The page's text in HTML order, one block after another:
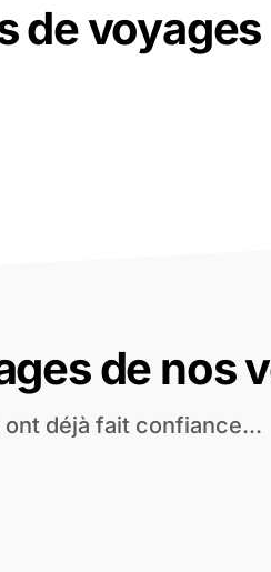
de voyages
de nos
déjà fait confiance...